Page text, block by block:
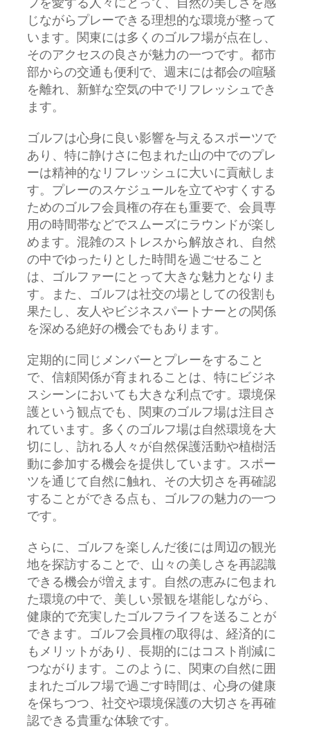
フを愛する人々にとって、自然の美しさを感
じながらプレーできる理想的な環境が整って
います。関東には多くのゴルフ場が点在し、
そのアクセスの良さが魅力の一つです。都市
部からの交通も便利で、週末には都会の喧騒
を離れ、新鮮な空気の中でリフレッシュでき
ます。
ゴルフは心身に良い影響を与えるスポーツで
あり、特に静けさに包まれた山の中でのプレ
ーは精神的なリフレッシュに大いに貢献しま
す。プレーのスケジュールを立てやすくする
ためのゴルフ会員権の存在も重要で、会員専
用の時間帯などでスムーズにラウンドが楽し
めます。混雑のストレスから解放され、自然
の中でゆったりとした時間を過ごせること
は、ゴルファーにとって大きな魅力となりま
す。また、ゴルフは社交の場としての役割も
果たし、友人やビジネスパートナーとの関係
を深める絶好の機会でもあります。
定期的に同じメンバーとプレーをすること
で、信頼関係が育まれることは、特にビジネ
スシーンにおいても大きな利点です。環境保
護という観点でも、関東のゴルフ場は注目さ
れています。多くのゴルフ場は自然環境を大
切にし、訪れる人々が自然保護活動や植樹活
動に参加する機会を提供しています。スポー
ツを通じて自然に触れ、その大切さを再確認
することができる点も、ゴルフの魅力の一つ
です。
さらに、ゴルフを楽しんだ後には周辺の観光
地を探訪することで、山々の美しさを再認識
できる機会が増えます。自然の恵みに包まれ
た環境の中で、美しい景観を堪能しながら、
健康的で充実したゴルフライフを送ることが
できます。ゴルフ会員権の取得は、経済的に
もメリットがあり、長期的にはコスト削減に
つながります。このように、関東の自然に囲
まれたゴルフ場で過ごす時間は、心身の健康
を保ちつつ、社交や環境保護の大切さを再確
認できる貴重な体験です。